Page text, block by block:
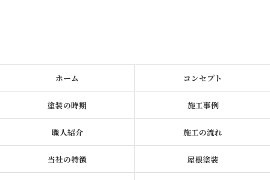
ホーム コンセプト
塗装の時期 施工事例
職人紹介 施工の流れ
当社の特徴 屋根塗装